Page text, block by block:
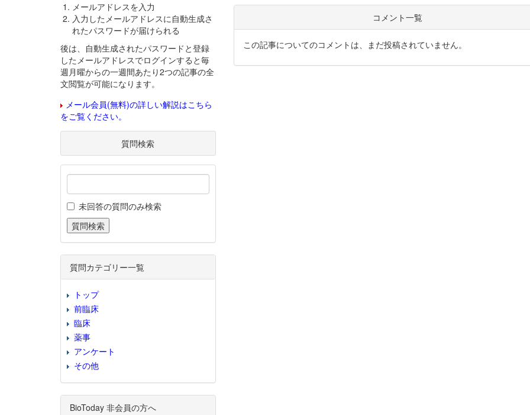
コメント一覧
この記事についてのコメントは、まだ投稿されていません。
メールアドレスを入力
入力したメールアドレスに自動生成さ
れたパスワードが届けられる
後は、自動生成されたパスワードと登録
したメールアドレスでログインすると毎
週月曜からの一週間あたり2つの記事の全
文閲覧が可能になります。
メール会員(無料)の詳しい解説はこちら
をご覧ください。
質問検索
未回答の質問のみ検索
質問カテゴリー一覧
トップ
前臨床
臨床
薬事
アンケート
その他
BioToday 非会員の方へ